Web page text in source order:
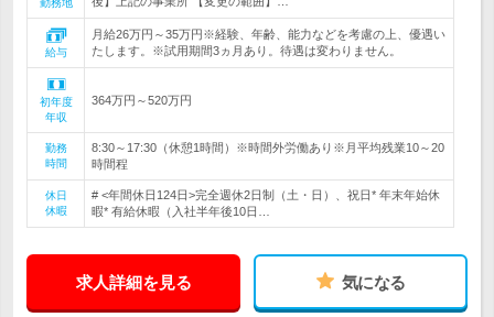
勤務地
給与
月給26万円～35万円※経験、年齢、能力などを考慮の上、優遇い
たします。※試用期間3ヵ月あり。待遇は変わりません。
初年度
年収
364万円～520万円
勤務
時間
8:30～17:30（休憩1時間）※時間外労働あり※月平均残業10～20
時間程
休日
休暇
# <年間休日124日>完全週休2日制（土・日）、祝日* 年末年始休
暇* 有給休暇（入社半年後10日…
求人詳細を見る 気になる